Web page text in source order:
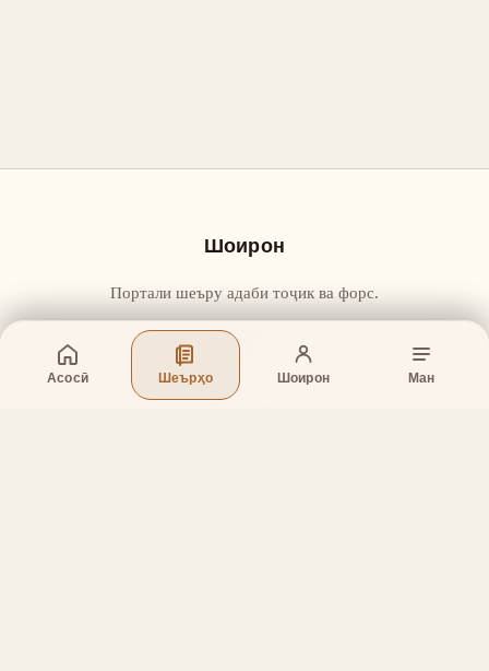
Асосӣ Шеърҳо Шоирон Ман
Шоирон
Портали шеъру адаби тоҷик ва форс.